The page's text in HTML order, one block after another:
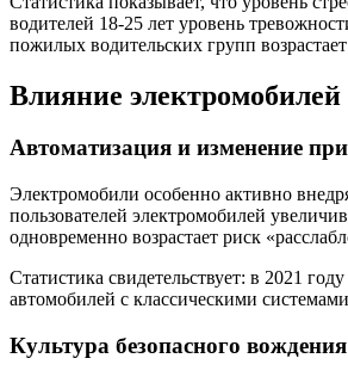
водителей 18-25 лет уровень
пожилых водительских групп
Влияние электромобилей
Автоматизация и изменение
Электромобили особенно активно
пользователей электромобилей
одновременно возрастает риск
Статистика свидетельствует: в 2021
автомобилей с классическими
Культура безопасного